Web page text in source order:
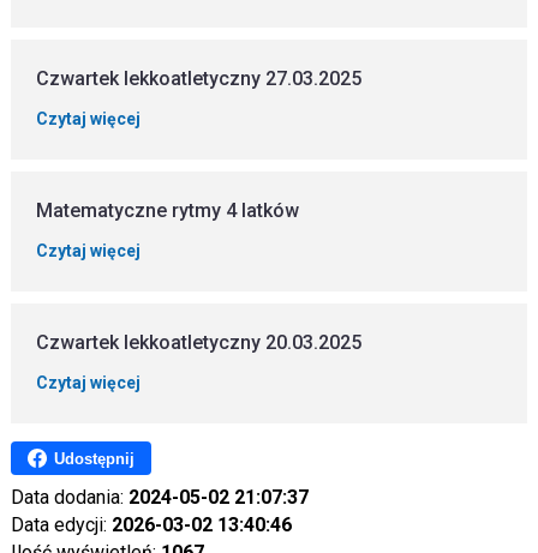
Czwartek lekkoatletyczny 27.03.2025
Czytaj więcej
Matematyczne rytmy 4 latków
Czytaj więcej
Czwartek lekkoatletyczny 20.03.2025
Czytaj więcej
Udostępnij
Data dodania: 2024-05-02 21:07:37
Data edycji: 2026-03-02 13:40:46